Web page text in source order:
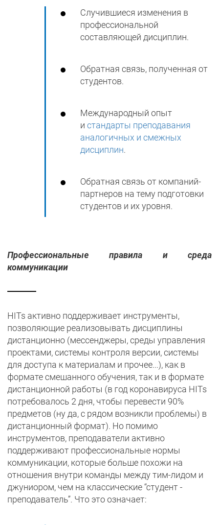
Случившиеся изменения в
профессиональной
составляющей дисциплин.
Обратная связь, полученная от
студентов.
Международный опыт
и стандарты преподавания
аналогичных и смежных
дисциплин.
Обратная связь от компаний-
партнеров на тему подготовки
студентов и их уровня.
Профессиональные правила и среда
коммуникации
HITs активно поддерживает инструменты,
позволяющие реализовывать дисциплины
дистанционно (мессенджеры, среды управления
проектами, системы контроля версии, системы
для доступа к материалам и прочее...), как в
формате смешанного обучения, так и в формате
дистанционной работы (в год коронавируса HITs
потребовалось 2 дня, чтобы перевести 90%
предметов (ну да, с рядом возникли проблемы) в
дистанционный формат). Но помимо
инструментов, преподаватели активно
поддерживают профессиональные нормы
коммуникации, которые больше похожи на
отношения внутри команды между тим-лидом и
джуниором, чем на классические “студент -
преподаватель”. Что это означает: